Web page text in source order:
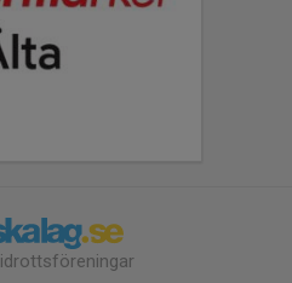
idrottsföreningar